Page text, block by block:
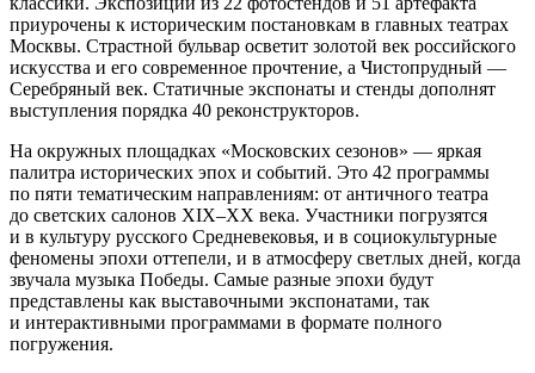
приурочены к историческим постановкам в главных театрах
Москвы. Страстной бульвар осветит золотой век российского
искусства и его современное прочтение, а Чистопрудный —
Серебряный век. Статичные экспонаты и стенды дополнят
выступления порядка 40 реконструкторов.
На окружных площадках «Московских сезонов» — яркая
палитра исторических эпох и событий. Это 42 программы
по пяти тематическим направлениям: от античного театра
до светских салонов XIX–XX века. Участники погрузятся
и в культуру русского Средневековья, и в социокультурные
феномены эпохи оттепели, и в атмосферу светлых дней, когда
звучала музыка Победы. Самые разные эпохи будут
представлены как выставочными экспонатами, так
и интерактивными программами в формате полного
погружения.